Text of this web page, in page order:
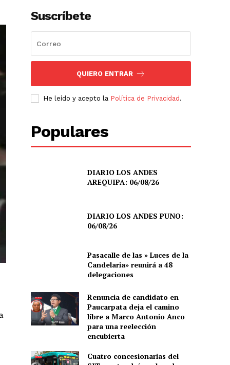
Suscríbete
QUIERO ENTRAR
He leído y acepto la Política de Privacidad .
Populares
DIARIO LOS ANDES
AREQUIPA: 06/08/26
DIARIO LOS ANDES PUNO:
06/08/26
Pasacalle de las » Luces de la
Candelaria» reunirá a 48
delegaciones
Renuncia de candidato en
Paucarpata deja el camino
libre a Marco Antonio Anco
para una reelección
encubierta
Cuatro concesionarias del